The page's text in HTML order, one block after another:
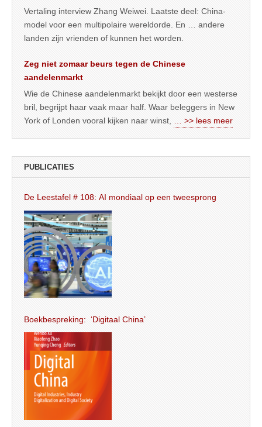
Vertaling interview Zhang Weiwei. Laatste deel: China-
model voor een multipolaire wereldorde. En … andere
landen zijn vrienden of kunnen het worden.
Zeg niet zomaar beurs tegen de Chinese
aandelenmarkt
Wie de Chinese aandelenmarkt bekijkt door een westerse
bril, begrijpt haar vaak maar half. Waar beleggers in New
York of Londen vooral kijken naar winst,
… >> lees meer
PUBLICATIES
De Leestafel # 108: AI mondiaal op een tweesprong
Boekbespreking: ‘Digitaal China’